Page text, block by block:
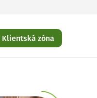
Klientská zóna